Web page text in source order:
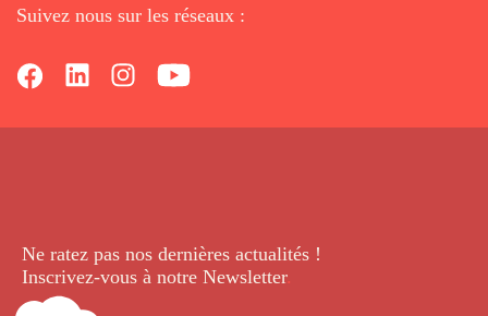
Suivez nous sur les réseaux :
Ne ratez pas nos dernières actualités !
Inscrivez-vous à notre Newsletter.